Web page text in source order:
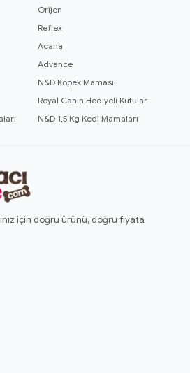
Orijen
Reflex
Acana
Advance
N&D Köpek Maması
Royal Canin Hediyeli Kutular
N&D 1,5 Kg Kedi Mamaları
için doğru ürünü, doğru fiyata